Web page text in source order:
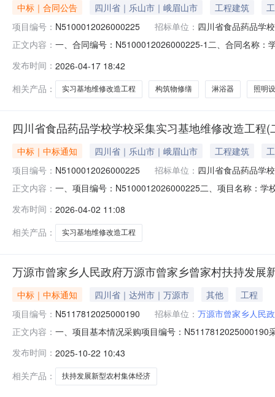
中标｜合同公告 四川省｜乐山市｜峨眉山市 工程建筑
项目编号： N5100012026000225 招标单位： 四川省食品药品学校
正文内容： 一、合同编号：N5100012026000225-1二、合同名称：
山彝族自治州西昌市航天大道一段56号3-606号联系方
发布时间： 2026-04-17 18:42
相关产品：
实习基地维修改造工程 构筑物修缮 淋浴器 照明
四川省食品药品学校学校采集实习基地维修改造工程
中标｜中标通知 四川省｜乐山市｜峨眉山市 工程建筑
项目编号： N5100012026000225 招标单位： 四川省食品药品学校
正文内容： 一、项目编号：N5100012026000225二、项目名称：学
目名称采购标的施工范围施工工期项目经理执业证书信
发布时间： 2026-04-02 11:08
相关产品：
实习基地维修改造工程
万源市曾家乡人民政府万源市曾家乡曾家村扶持发展
中标｜中标通知 四川省｜达州市｜万源市 其他
工程
项目编号： N5117812025000190 招标单位： 万源市曾家乡人民
正文内容： 一、项目基本情况采购项目编号：N5117812025000190
136290674042.采购代理机构信息名称：万源市人民政
发布时间： 2025-10-22 10:43
相关产品：
扶持发展新型农村集体经济